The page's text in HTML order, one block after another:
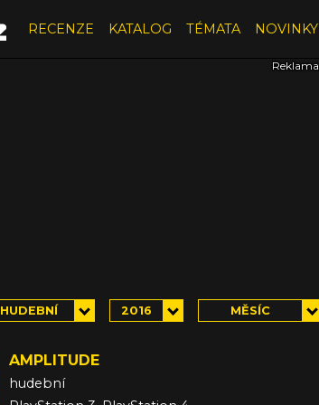
RECENZE KATALOG TÉMATA NOVINKY
HUDEBNÍ 2016 MĚSÍC
AMPLITUDE
hudební